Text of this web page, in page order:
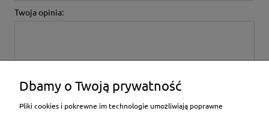
Twoja opinia:
Dbamy o Twoją prywatność
Pliki cookies i pokrewne im technologie umożliwiają poprawne